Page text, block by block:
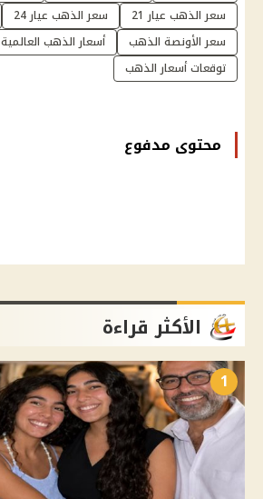
سعر الذهب عيار 21
سعر الذهب عيار 24
سعر الأونصة الذهب
أسعار الذهب العالمية
توقعات أسعار الذهب
محتوى مدفوع
الأكثر قراءة
1